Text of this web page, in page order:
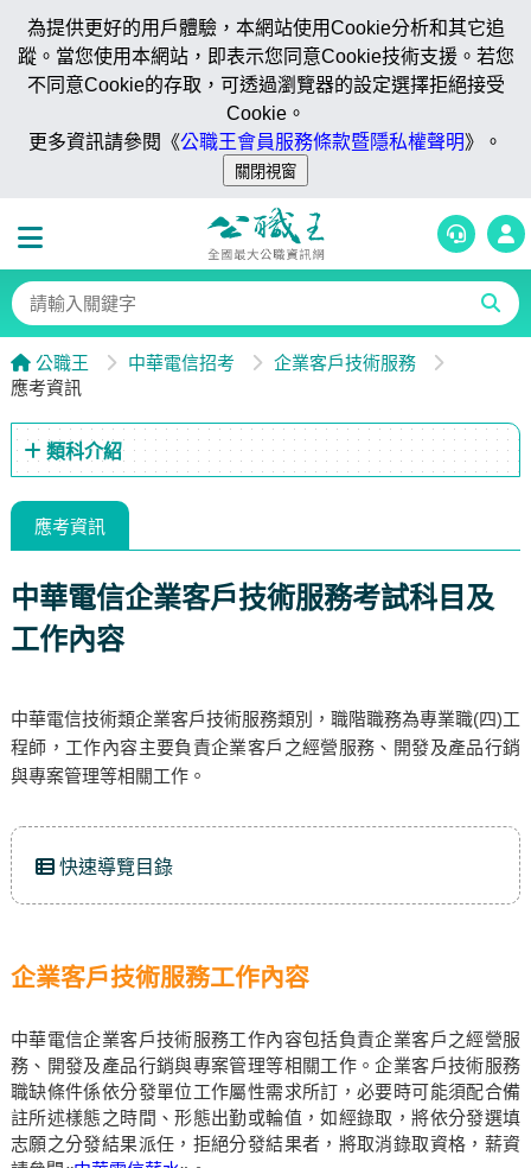
為提供更好的用戶體驗，本網站使用Cookie分析和其它追
蹤。當您使用本網站，即表示您同意Cookie技術支援。若您
不同意Cookie的存取，可透過瀏覽器的設定選擇拒絕接受
Cookie。
更多資訊請參閱《公職王會員服務條款暨隱私權聲明》。
公職王 中華電信招考
企業客戶技術服務
應考資訊
類科介紹
應考資訊
中華電信企業客戶技術服務考試科目及
工作內容
中華電信技術類企業客戶技術服務類別，職階職務為專業職(四)工
程師，工作內容主要負責企業客戶之經營服務、開發及產品行銷
與專案管理等相關工作。
快速導覽目錄
企業客戶技術服務工作內容
中華電信企業客戶技術服務工作內容包括負責企業客戶之經營服
務、開發及產品行銷與專案管理等相關工作。企業客戶技術服務
職缺條件係依分發單位工作屬性需求所訂，必要時可能須配合備
註所述樣態之時間、形態出勤或輪值，如經錄取，將依分發選填
志願之分發結果派任，拒絕分發結果者，將取消錄取資格，薪資